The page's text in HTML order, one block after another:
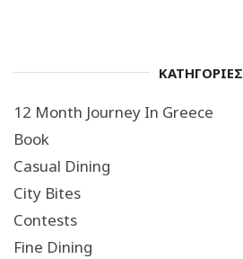
ΚΑΤΗΓΟΡΙΕΣ
12 Month Journey In Greece
Book
Casual Dining
City Bites
Contests
Fine Dining